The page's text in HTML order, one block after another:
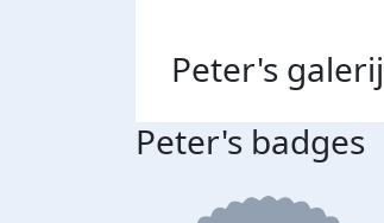
Peter's galerij
Peter's badges